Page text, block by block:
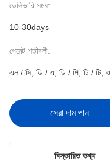
ডেলিভারি সময়:
10-30days
পেমেন্ট শর্তাবলী:
এল / সি, ডি / এ, ডি / পি, টি / টি,
সেরা দাম পান
বিস্তারিত তথ্য